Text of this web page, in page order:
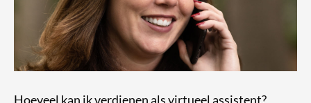
Hoeveel kan ik verdienen als virtueel assistent?